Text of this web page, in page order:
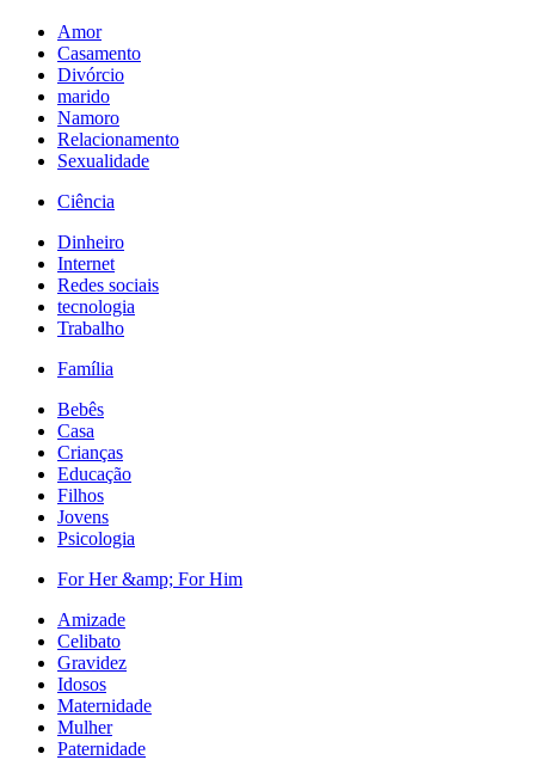
Amor
Casamento
Divórcio
marido
Namoro
Relacionamento
Sexualidade
Ciência
Dinheiro
Internet
Redes sociais
tecnologia
Trabalho
Família
Bebês
Casa
Crianças
Educação
Filhos
Jovens
Psicologia
For Her &amp; For Him
Amizade
Celibato
Gravidez
Idosos
Maternidade
Mulher
Paternidade